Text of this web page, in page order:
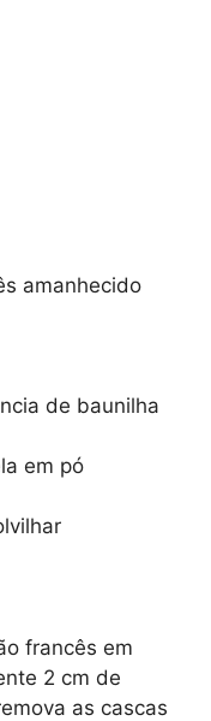
amanhecido
de baunilha
em pó
francês em
2 cm de
as cascas